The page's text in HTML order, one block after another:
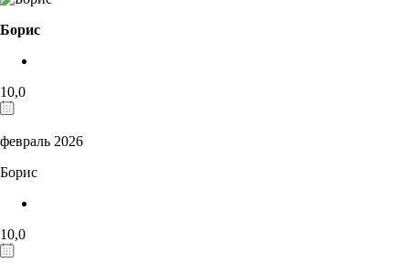
Борис
10,0
февраль 2026
Борис
10,0